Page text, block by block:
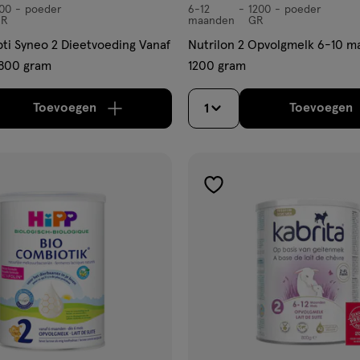
poeder
Syneo 2 Dieetvoeding Vanaf
gram
Toevoegenverhoog aantal met één, Limiet bereikt.Je kan
6-
maanden,
poeder
6-12
maanden
1200
GR
poeder
Nutrilon 2 Opvolgmelk 6-10
1200 gram
1 Toevoegen
toevoegen